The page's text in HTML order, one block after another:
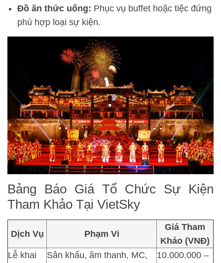
Đồ ăn thức uống: Phục vụ buffet hoặc tiệc đứng
phù hợp loại sự kiện.
Bảng Báo Giá Tổ Chức Sự Kiện
Tham Khảo Tại VietSky
Dịch Vụ Phạm Vi
Giá Tham
Khảo (VNĐ)
Lễ khai
Sân khấu, âm thanh, MC,
10.000.000 –